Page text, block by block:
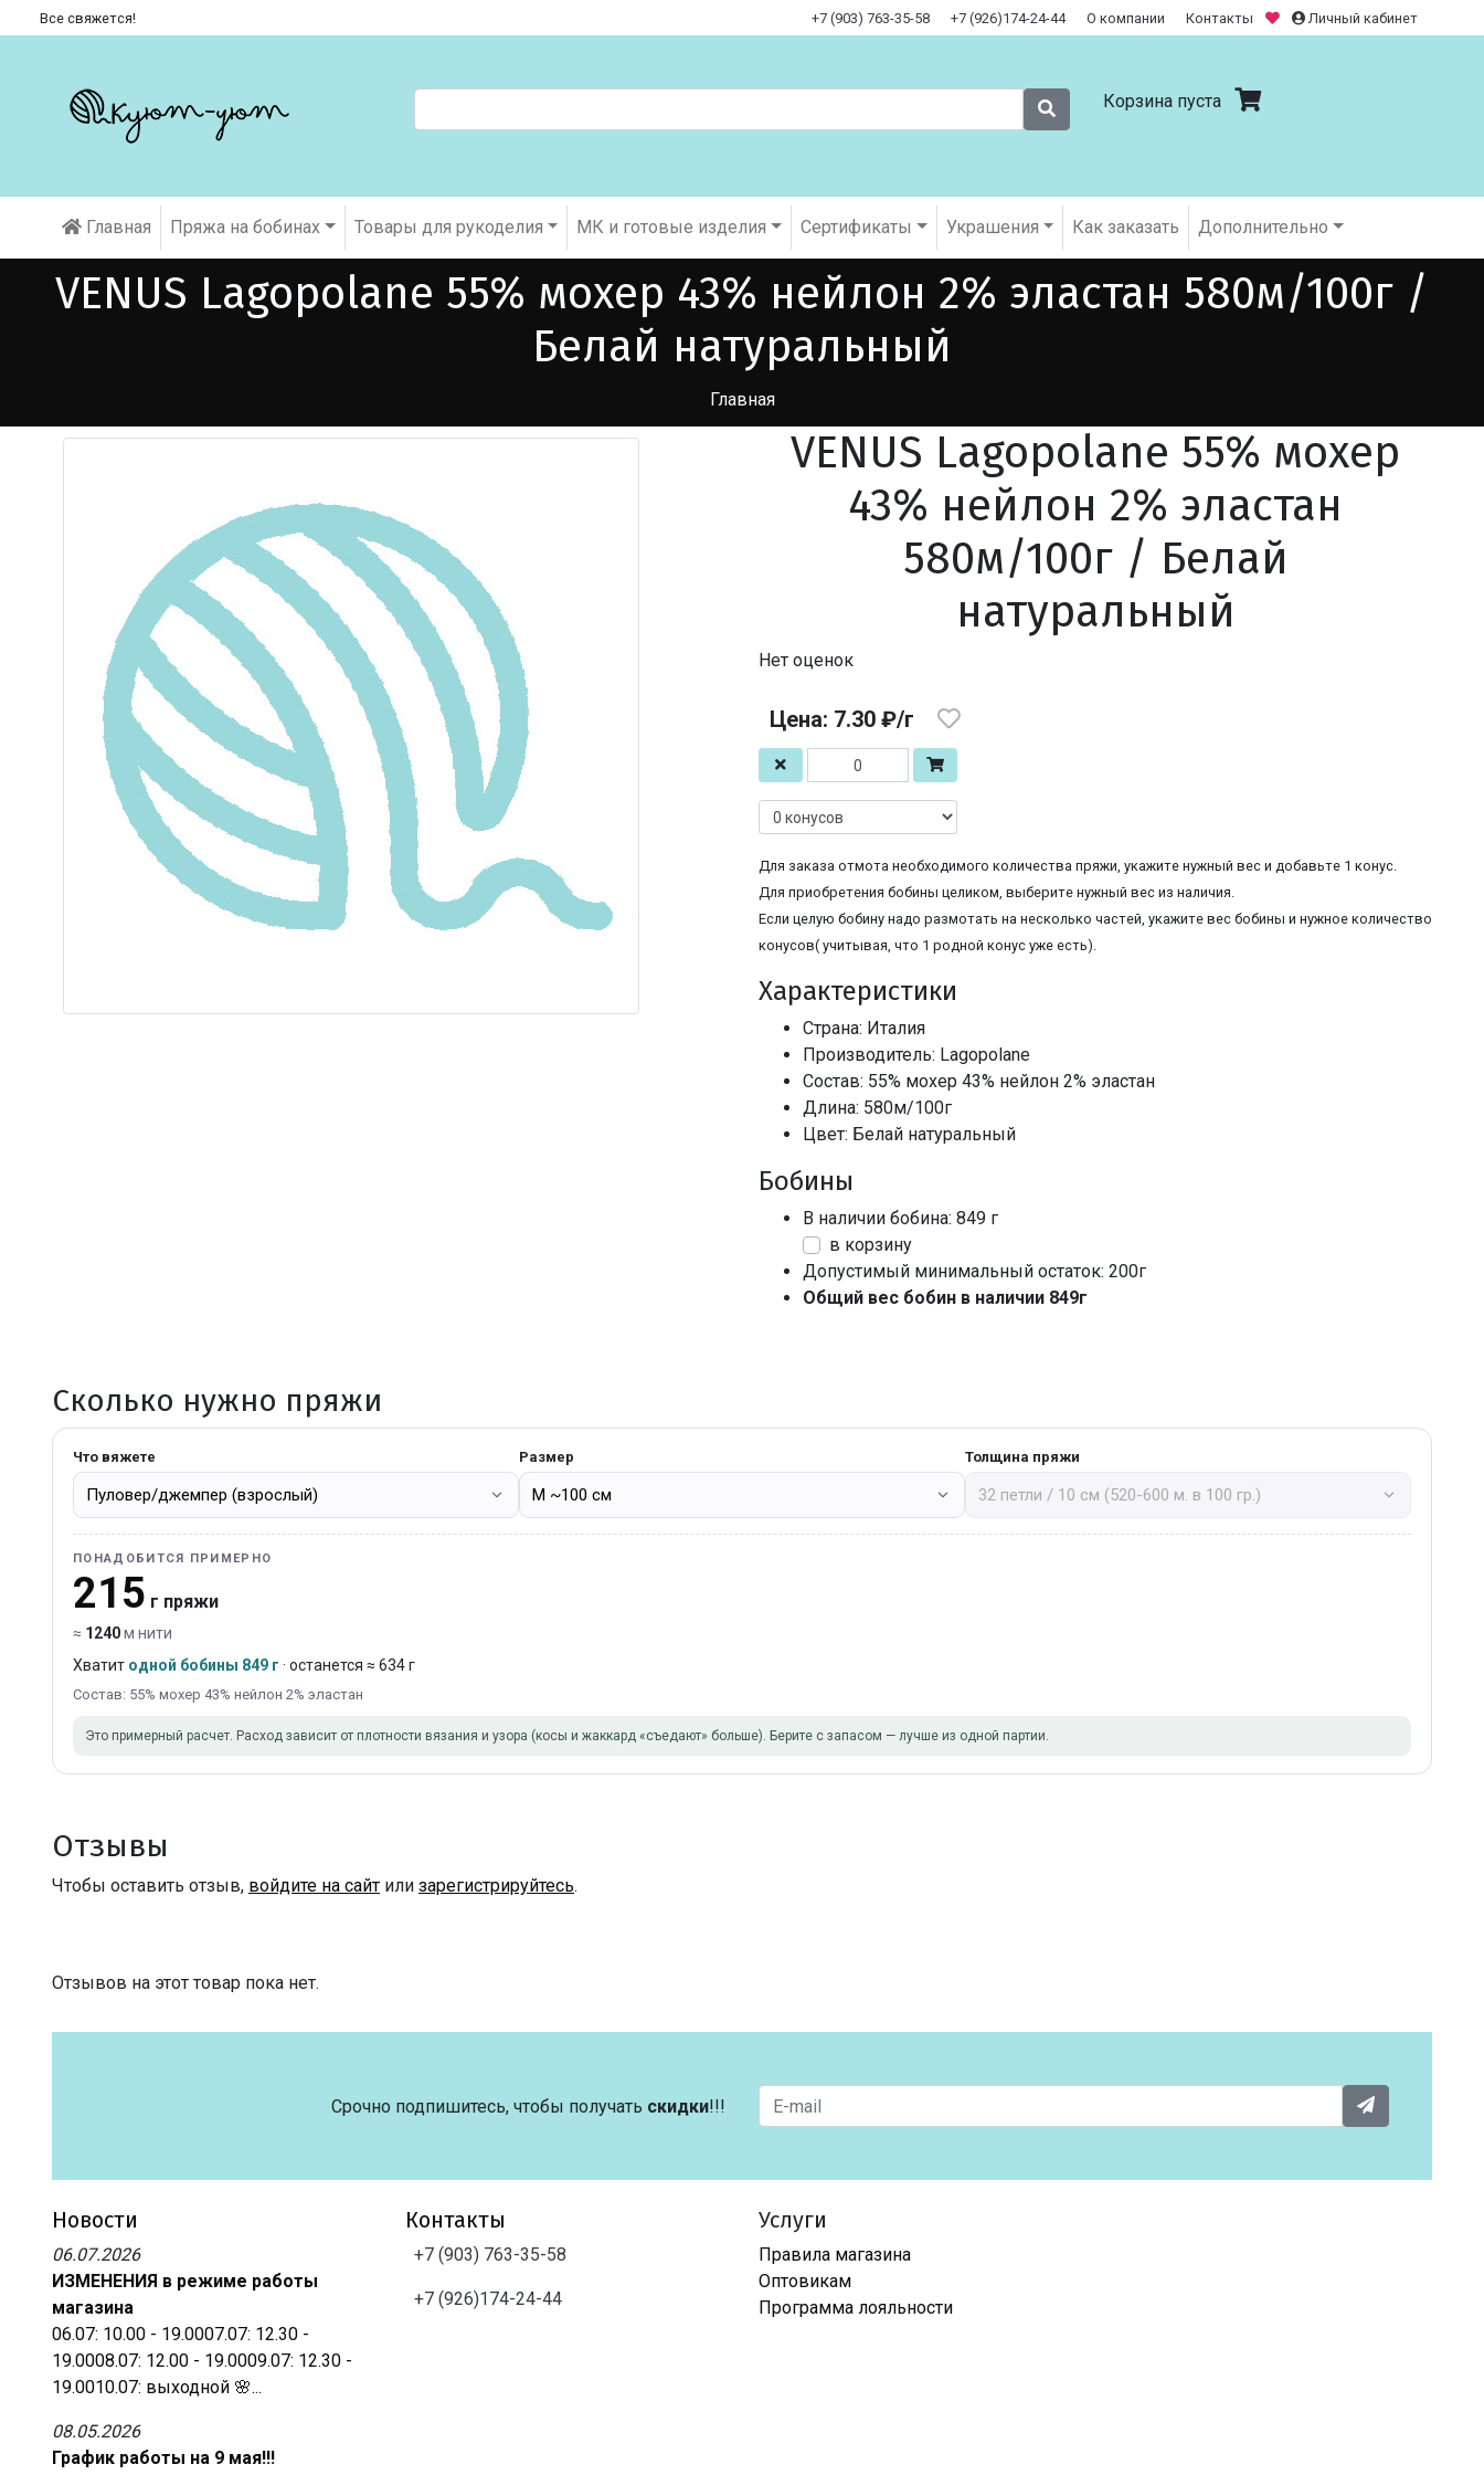
Все свяжется! +7 (903) 763-35-58 +7 (926)174-24-44 О компании Контакты Личный кабинет
Корзина пуста
Главная Пряжа на бобинах Товары для рукоделия МК и готовые изделия Cертификаты Украшения Как заказать Дополнительно
VENUS Lagopolane 55% мохер 43% нейлон 2% эластан 580м/100г /
Белай натуральный
Главная
VENUS Lagopolane 55% мохер
43% нейлон 2% эластан
580м/100г / Белай
натуральный
Нет оценок
Цена: 7.30 ₽/г
Для заказа отмота необходимого количества пряжи, укажите нужный вес и добавьте 1 конус.
Для приобретения бобины целиком, выберите нужный вес из наличия.
Если целую бобину надо размотать на несколько частей, укажите вес бобины и нужное количество
конусов( учитывая, что 1 родной конус уже есть).
Характеристики
Страна: Италия
Производитель: Lagopolane
Состав: 55% мохер 43% нейлон 2% эластан
Длина: 580м/100г
Цвет: Белай натуральный
Бобины
В наличии бобина: 849 г
в корзину
Допустимый минимальный остаток: 200г
Общий вес бобин в наличии 849г
Сколько нужно пряжи
Что вяжете Размер Толщина пряжи
ПОНАДОБИТСЯ ПРИМЕРНО
215 г пряжи
≈ 1240м нити
Хватит одной бобины 849 г · останется ≈ 634 г
Состав: 55% мохер 43% нейлон 2% эластан
Это примерный расчет. Расход зависит от плотности вязания и узора (косы и жаккард «съедают» больше). Берите с запасом — лучше из одной партии.
Отзывы
Чтобы оставить отзыв, войдите на сайт или зарегистрируйтесь.
Отзывов на этот товар пока нет.
Срочно подпишитесь, чтобы получать скидки!!!
Новости
06.07.2026
ИЗМЕНЕНИЯ в режиме работы
магазина
06.07: 10.00 - 19.0007.07: 12.30 -
19.0008.07: 12.00 - 19.0009.07: 12.30 -
19.0010.07: выходной 🌸...
08.05.2026
График работы на 9 мая!!!
Контакты
+7 (903) 763-35-58
+7 (926)174-24-44
Услуги
Правила магазина
Оптовикам
Программа лояльности